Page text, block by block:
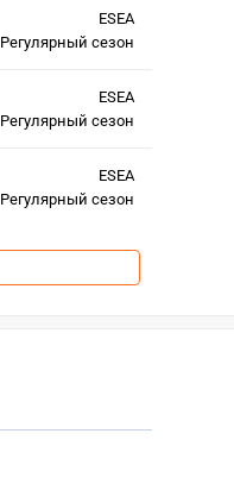
ESEA
Регулярный сезон
ESEA
Регулярный сезон
ESEA
Регулярный сезон